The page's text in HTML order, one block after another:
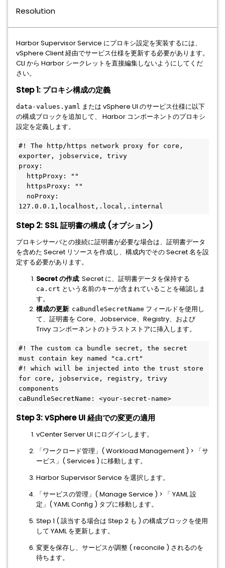
Resolution
Harbor Supervisor Service にプロキシ設定を実装するには、
vSphere Client 経由でサービス仕様を更新する必要があります。
CLI から Harbor シークレットを直接編集しないようにしてくだ
さい。
Step 1: プロキシ構成の定義
data-values.yaml または vSphere UI のサービス仕様に以下
の構成ブロックを追加して、 Harbor コンポーネントのプロキシ
設定を定義します。
#! The http/https network proxy for core,
exporter, jobservice, trivy
proxy:
httpProxy: ""
httpsProxy: ""
noProxy:
127.0.0.1,localhost,.local,.internal
Step 2: SSL 証明書の構成 (オプション)
プロキシサーバとの接続に証明書が必要な場合は、証明書データ
を含めた Secret リソースを作成し、構成内でその Secret 名を設
定する必要があります。
Secret の作成: Secret に、証明書データを保持する
ca.crt という名前のキーが含まれていることを確認しま
す。
構成の更新: caBundleSecretName フィールドを使用し
て、証明書を Core、Jobservice、Registry、および
Trivy コンポーネントのトラストストアに挿入します。
#! The custom ca bundle secret, the secret
must contain key named "ca.crt"
#! which will be injected into the trust store
for core, jobservice, registry, trivy
components
caBundleSecretName: <your-secret-name>
Step 3: vSphere UI 経由での変更の適用
vCenter Server UI にログインします。
「ワークロード管理」( Workload Management ) > 「サ
ービス」( Services ) に移動します。
Harbor Supervisor Service を選択します。
「サービスの管理」( Manage Service ) > 「 YAML 設
定」( YAML Config ) タブに移動します。
Step 1 ( 該当する場合は Step 2 も ) の構成ブロックを使用
して YAML を更新します。
変更を保存し、サービスが調整 ( reconcile ) されるのを
待ちます。